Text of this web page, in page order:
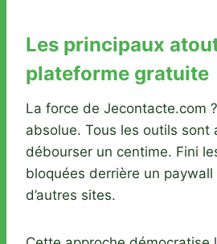
Les principaux
plateforme gratuite
La force de Jecontacte.com
absolue. Tous les outils sont
débourser un centime. Fini
bloquées derrière un paywall
d’autres sites.